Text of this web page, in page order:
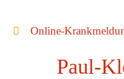
Paul-
Online-